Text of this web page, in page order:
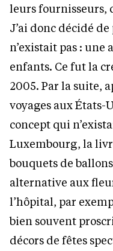
leurs fournisseurs,
J’ai donc décidé
n’existait pas : une
enfants. Ce fut la
2005. Par la suite,
voyages aux États-
concept qui
Luxembourg, la
bouquets de
alternative aux
l’hôpital, par
bien souvent
décors de fêtes